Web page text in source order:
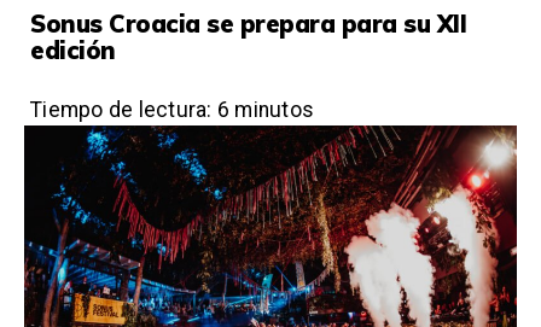
e
o
k
t
r
t
p
p
Sonus Croacia se prepara para su XII
edición
Tiempo de lectura: 6 minutos